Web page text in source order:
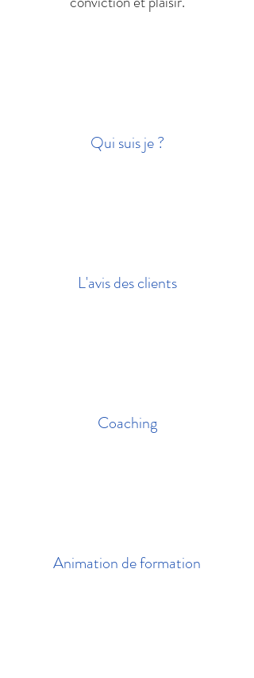
Qui suis je ?
L'avis des clients
Coaching
Animation de formation